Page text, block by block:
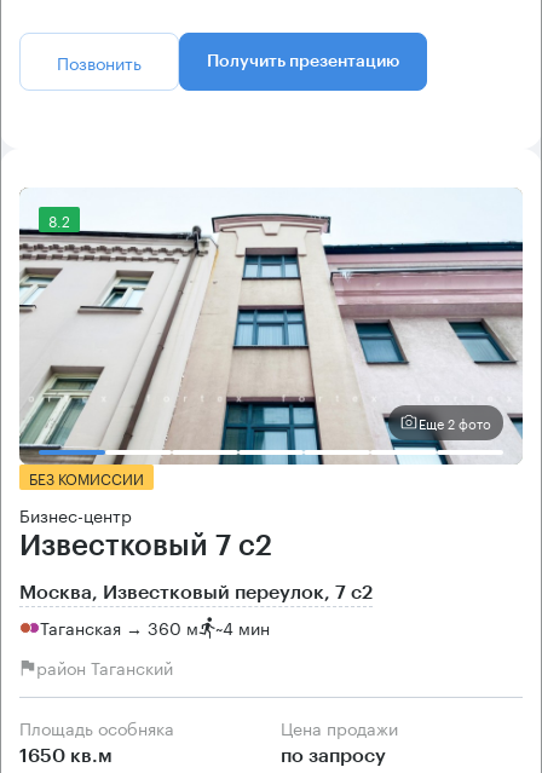
Позвонить Получить презентацию
8.2
Еще 2 фото
БЕЗ КОМИССИИ
Бизнес-центр
Известковый 7 с2
Москва, Известковый переулок, 7 с2
Таганская → 360 м ~4 мин
район Таганский
Площадь особняка
1650 кв.м
Цена продажи
по запросу